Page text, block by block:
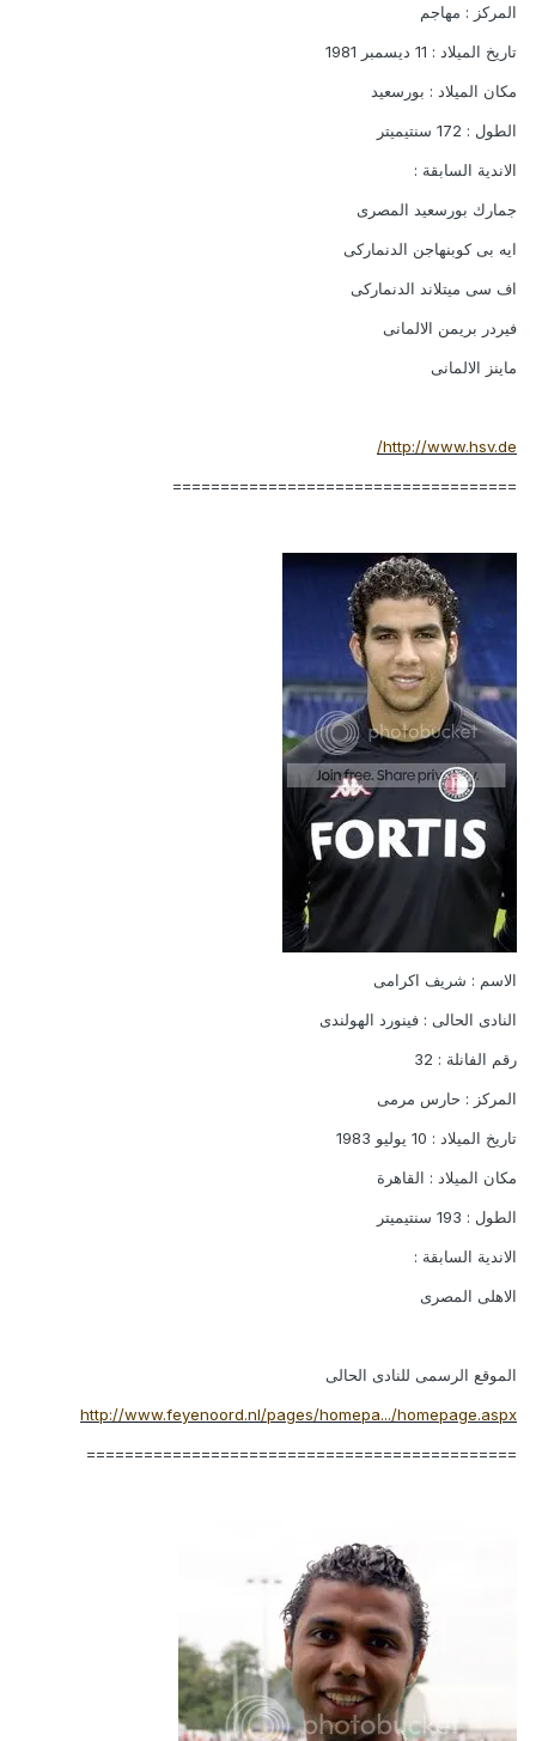
المركز : مهاجم
تاريخ الميلاد : 11 ديسمبر 1981
مكان الميلاد : بورسعيد
الطول : 172 سنتيميتر
الاندية السابقة :
جمارك بورسعيد المصرى
ايه بى كوبنهاجن الدنماركى
اف سى ميتلاند الدنماركى
فيردر بريمن الالمانى
ماينز الالمانى
http://www.hsv.de/
====================================
الاسم : شريف اكرامى
النادى الحالى : فينورد الهولندى
رقم الفانلة : 32
المركز : حارس مرمى
تاريخ الميلاد : 10 يوليو 1983
مكان الميلاد : القاهرة
الطول : 193 سنتيميتر
الاندية السابقة :
الاهلى المصرى
الموقع الرسمى للنادى الحالى
http://www.feyenoord.nl/pages/homepa.../homepage.aspx
=============================================